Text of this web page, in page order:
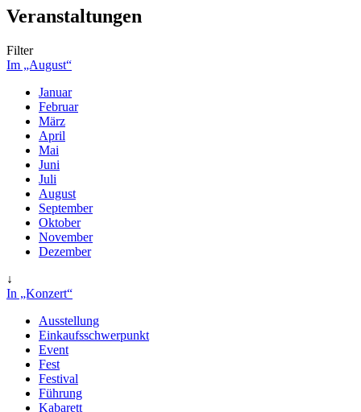
Veranstaltungen
Filter
Im „August“
Januar
Februar
März
April
Mai
Juni
Juli
August
September
Oktober
November
Dezember
↓
In „Konzert“
Ausstellung
Einkaufsschwerpunkt
Event
Fest
Festival
Führung
Kabarett